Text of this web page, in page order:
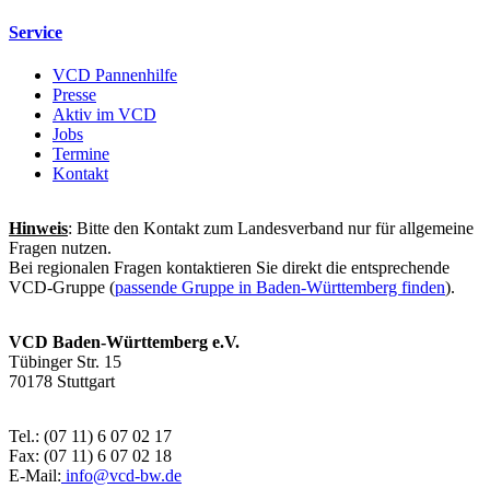
Service
VCD Pannenhilfe
Presse
Aktiv im VCD
Jobs
Termine
Kontakt
Hinweis: Bitte den Kontakt zum Landesverband nur für allgemeine
Fragen nutzen.
Bei regionalen Fragen kontaktieren Sie direkt die entsprechende
VCD-Gruppe (passende Gruppe in Baden-Württemberg finden).
VCD Baden-Württemberg e.V.
Tübinger Str. 15
70178 Stuttgart
Tel.: (07 11) 6 07 02 17
Fax: (07 11) 6 07 02 18
E-Mail: info@vcd-bw.de